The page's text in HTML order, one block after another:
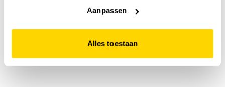
website niet optimaal functioneert.
Aanpassen
Alles toestaan